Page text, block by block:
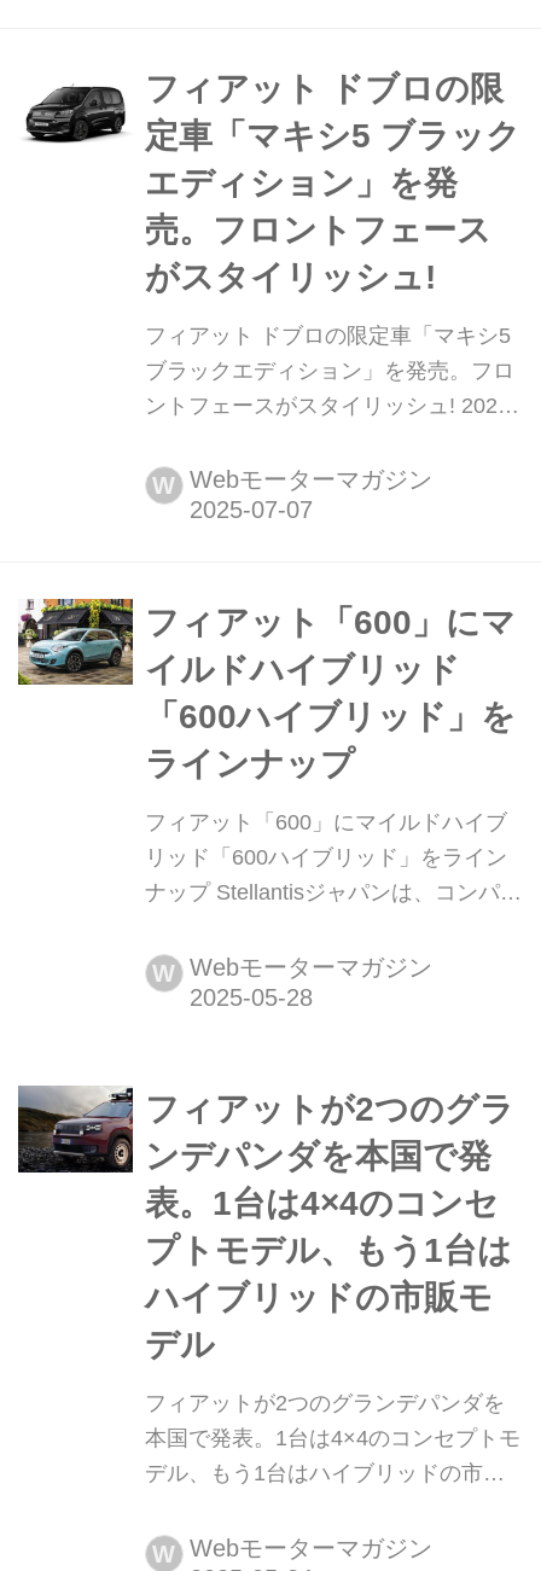
フィアット ドブロの限
定車「マキシ5 ブラック
エディション」を発
売。フロントフェース
がスタイリッシュ!
フィアット ドブロの限定車「マキシ5
ブラックエディション」を発売。フロ
ントフェースがスタイリッシュ! 2025
フィアットのMPV「ドブロ(Doblò)」
の限定車「マキシ5 ブラックエディシ
W Webモーターマガジン
フィアット「600」にマ
イルドハイブリッド
「600ハイブリッド」を
ラインナップ
フィアット「600」にマイルドハイブ
リッド「600ハイブリッド」をライン
ナップ Stellantisジャパンは、コンパク
ンド初となるマイルドハイブリッド搭
載モデル「600ハイブリッド」をライ
プラトンとなった。販売は、2025年5
月27日より開始...
W Webモーターマガジン
フィアットが2つのグラ
ンデパンダを本国で発
表。1台は4×4のコンセ
プトモデル、もう1台は
ハイブリッドの市販モ
デル
フィアットが2つのグランデパンダを
本国で発表。1台は4×4のコンセプトモ
デル、もう1台はハイブリッドの市販
リアブランドである「フィアット」は
W Webモーターマガジン